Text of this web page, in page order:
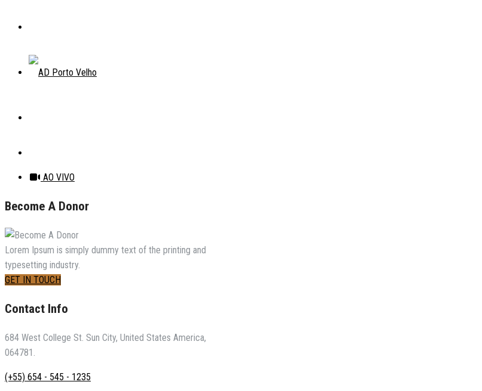
AO VIVO
Become A Donor
Lorem Ipsum is simply dummy text of the printing and
typesetting industry.
GET IN TOUCH
Contact Info
684 West College St. Sun City, United States America,
064781.
(+55) 654 - 545 - 1235